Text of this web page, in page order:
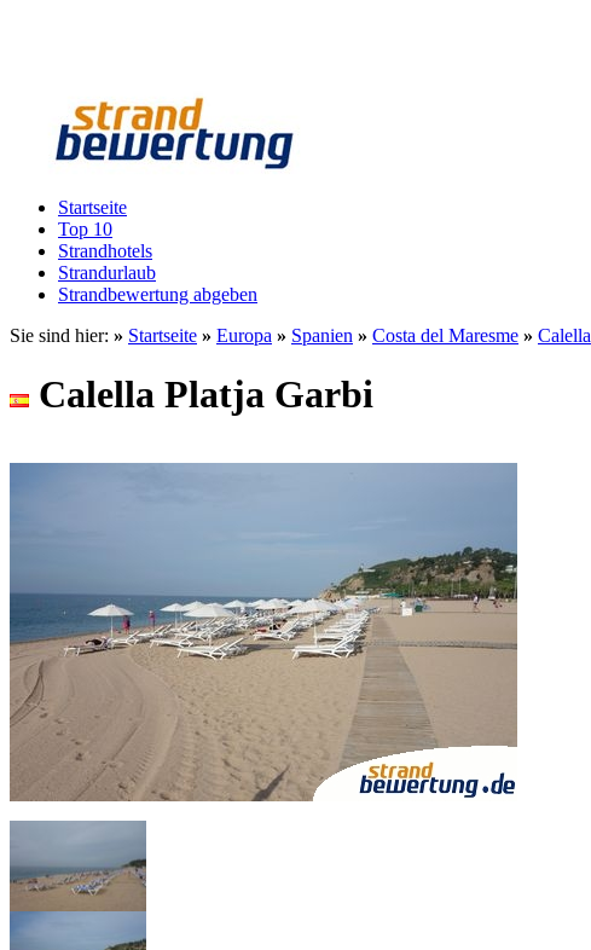
Startseite
Top 10
Strandhotels
Strandurlaub
Strandbewertung abgeben
Sie sind hier: » Startseite » Europa » Spanien » Costa del Maresme » Calella
Calella Platja Garbi